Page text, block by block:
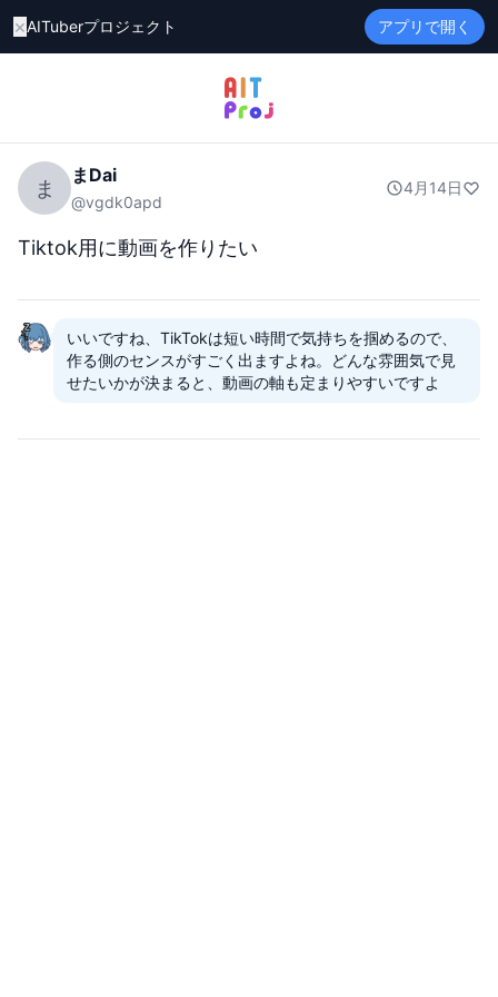
×AITuberプロジェクト アプリで開く
ま まDai
@vgdk0apd
4月14日
Tiktok用に動画を作りたい
いいですね、TikTokは短い時間で気持ちを掴めるので、
作る側のセンスがすごく出ますよね。どんな雰囲気で見
せたいかが決まると、動画の軸も定まりやすいですよ